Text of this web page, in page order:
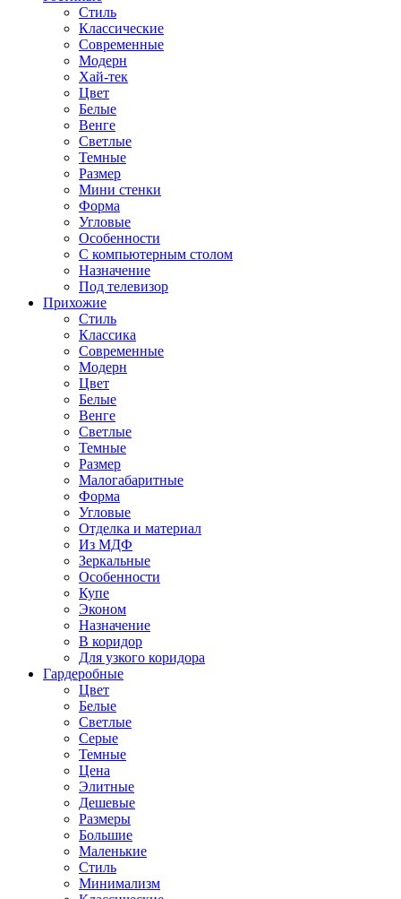
Стиль
Классические
Современные
Модерн
Хай-тек
Цвет
Белые
Венге
Светлые
Темные
Размер
Мини стенки
Форма
Угловые
Особенности
С компьютерным столом
Назначение
Под телевизор
Прихожие
Стиль
Классика
Современные
Модерн
Цвет
Белые
Венге
Светлые
Темные
Размер
Малогабаритные
Форма
Угловые
Отделка и материал
Из МДФ
Зеркальные
Особенности
Купе
Эконом
Назначение
В коридор
Для узкого коридора
Гардеробные
Цвет
Белые
Светлые
Серые
Темные
Цена
Элитные
Дешевые
Размеры
Большие
Маленькие
Стиль
Минимализм